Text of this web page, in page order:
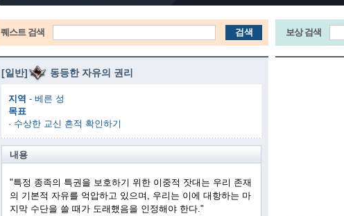
퀘스트 검색 검색 보상 검색
[일반] 동등한 자유의 권리
지역 - 베른 성
목표
· 수상한 교신 흔적 확인하기
내용
"특정 종족의 특권을 보호하기 위한 이중적 잣대는 우리 존재
의 기본적 자유를 억압하고 있으며, 우리는 이에 대항하는 마
지막 수단을 쓸 때가 도래했음을 인정해야 한다."